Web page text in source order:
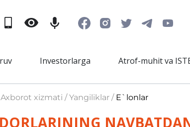
Investorlarga Atrof-muhit va
xizmati / Yangiliklar / E`lonlar